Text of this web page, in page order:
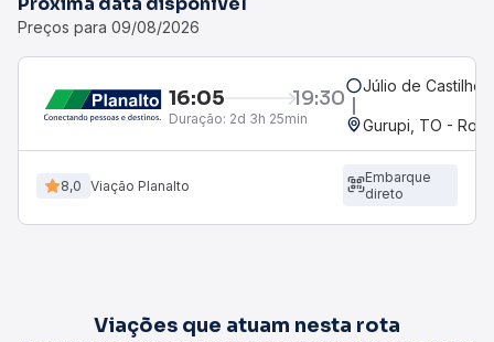
Preços para 09/08/2026
16:05 19:30
Duração: 2d 3h 25min
Júlio de
Gurupi, TO -
8,0 Viação Planalto
Embarque
direto
Viações que atuam nesta rota